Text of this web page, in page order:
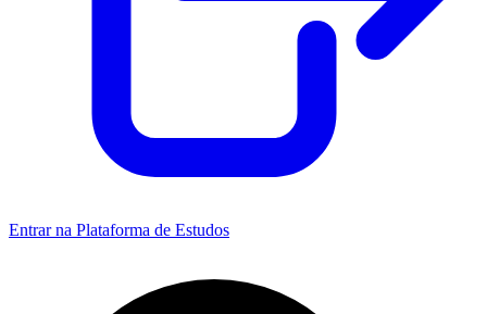
Entrar na Plataforma de Estudos